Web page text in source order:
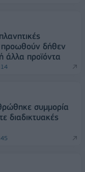
προωθούν δήθεν
άλλα προϊόντα
συμμορία
διαδικτυακές